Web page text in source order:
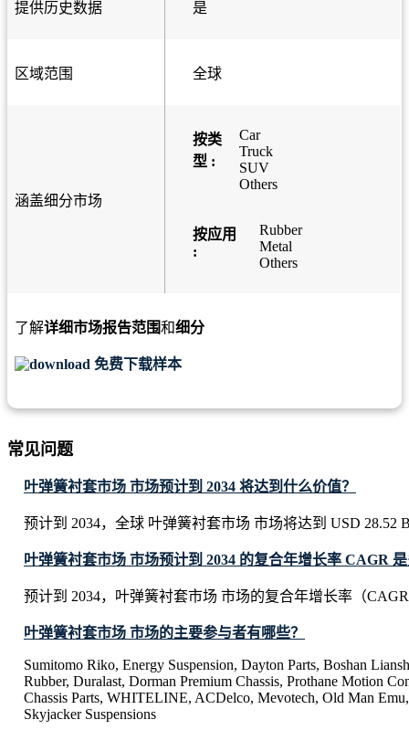
提供历史数据 是
区域范围 全球
涵盖细分市场
按类
型 :
Car
Truck
SUV
Others
按应用
:
Rubber
Metal
Others
了解详细市场报告范围和细分
免费下载样本
常见问题
叶弹簧衬套市场 市场预计到 2034 将达到什么价值？
预计到 2034，全球 叶弹簧衬套市场 市场将达到 USD 28.52
叶弹簧衬套市场 市场预计到 2034 的复合年增长率 CAGR
预计到 2034，叶弹簧衬套市场 市场的复合年增长率（
叶弹簧衬套市场 市场的主要参与者有哪些？
Sumitomo Riko, Energy Suspension, Dayton Parts, Boshan
Rubber, Duralast, Dorman Premium Chassis, Prothane Motion
Chassis Parts, WHITELINE, ACDelco, Mevotech, Old Man
Skyjacker Suspensions